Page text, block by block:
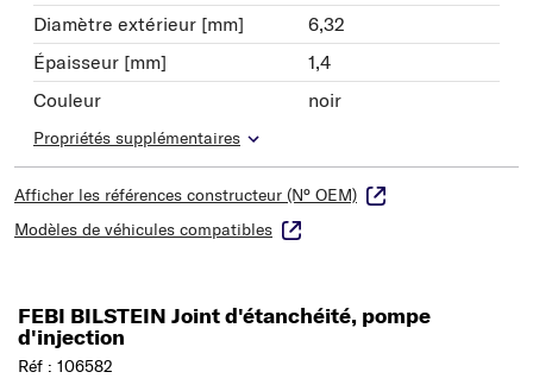
Diamètre extérieur [mm]
6,32
Épaisseur [mm]
1,4
Couleur
noir
Propriétés supplémentaires
Afficher les références constructeur (N° OEM)
Modèles de véhicules compatibles
FEBI BILSTEIN Joint d'étanchéité, pompe
d'injection
Réf : 106582